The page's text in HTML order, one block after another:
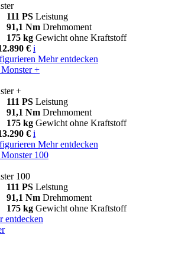
111 PS Leistung
91,1 Nm Drehmoment
175 kg Gewicht ohne Kraftstoff
€ i
Mehr entdecken
Monster +
+
111 PS Leistung
91,1 Nm Drehmoment
175 kg Gewicht ohne Kraftstoff
€ i
Mehr entdecken
Monster 100
100
111 PS Leistung
91,1 Nm Drehmoment
175 kg Gewicht ohne Kraftstoff
entdecken